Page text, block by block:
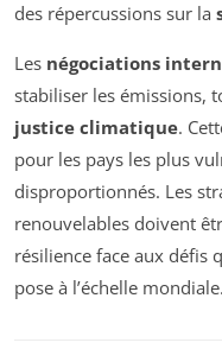
des répercussions sur la
Les négociations
stabiliser les émissions,
justice climatique.
pour les pays les plus
disproportionnés. Les
renouvelables doivent
résilience face aux défis
pose à l’échelle mondiale.